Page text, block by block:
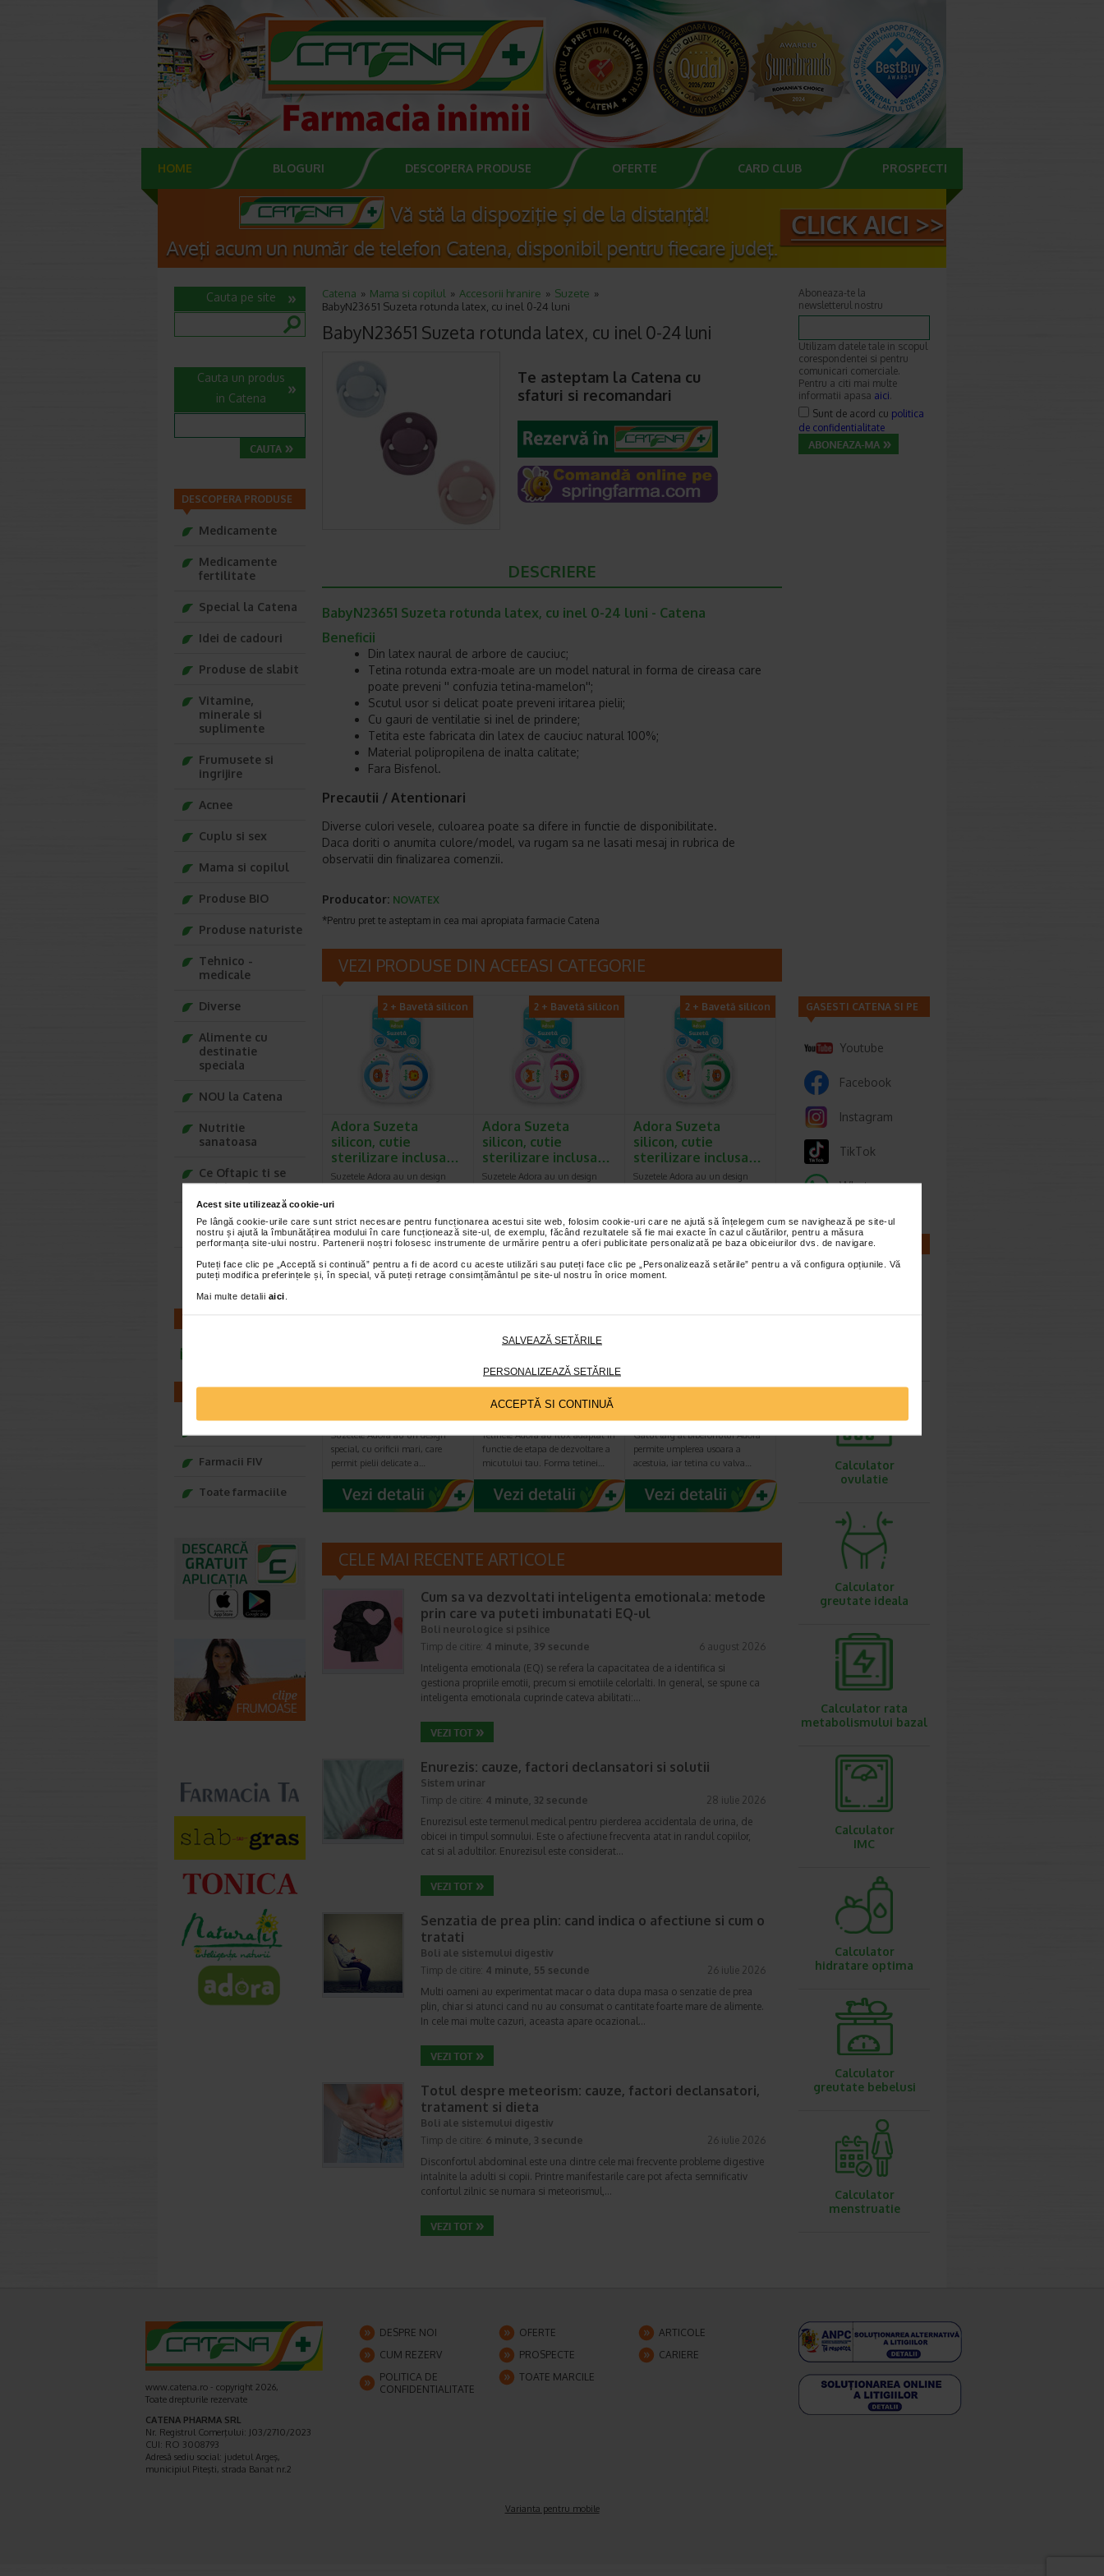
Acest site utilizează cookie-uri
Pe lângă cookie-urile care sunt strict necesare pentru funcționarea acestui site web, folosim cookie-uri care ne ajută să înțelegem cum se navighează pe site-ul
nostru și ajută la îmbunătățirea modului în care funcționează site-ul, de exemplu, făcând rezultatele să fie mai exacte în cazul căutărilor, pentru a măsura
performanța site-ului nostru. Partenerii noștri folosesc instrumente de urmărire pentru a oferi publicitate personalizată pe baza obiceiurilor dvs. de navigare.
Puteți face clic pe „Acceptă si continuă” pentru a fi de acord cu aceste utilizări sau puteți face clic pe „Personalizează setările” pentru a vă configura opțiunile. Vă
puteți modifica preferințele și, în special, vă puteți retrage consimțământul pe site-ul nostru în orice moment.
Mai multe detalii aici
SALVEAZĂ SETĂRILE
PERSONALIZEAZĂ SETĂRILE
ACCEPTĂ SI CONTINUĂ
HOME BLOGURI DESCOPERA PRODUSE OFERTE CARD CLUB PROSPECTE
Catena Mama si copilul Accesorii hranire
Suzete
BabyN23651 Suzeta rotunda latex, cu inel 0-24 luni
BabyN23651 Suzeta rotunda latex, cu inel 0-24 luni
Te asteptam la Catena cu
sfaturi si recomandari
DESCRIERE
BabyN23651 Suzeta rotunda latex, cu inel 0-24 luni - Catena
Beneficii
Din latex naural de arbore de cauciuc;
Tetina rotunda extra-moale are un model natural in forma de cireasa care
poate preveni '' confuzia tetina-mamelon'';
Scutul usor si delicat poate preveni iritarea pielii;
Cu gauri de ventilatie si inel de prindere;
Tetita este fabricata din latex de cauciuc natural 100%;
Material polipropilena de inalta calitate;
Fara Bisfenol.
Precautii / Atentionari
Diverse culori vesele, culoarea poate sa difere in functie de disponibilitate.
Daca doriti o anumita culore/model, va rugam sa ne lasati mesaj in rubrica de
observatii din finalizarea comenzii.
Producator: NOVATEX
*Pentru pret te asteptam in cea mai apropiata farmacie Catena
VEZI PRODUSE DIN ACEEASI CATEGORIE
2 + Bavetă silicon
Adora Suzeta
silicon, cutie
sterilizare inclusa…
Suzetele Adora au un design
permit pielii delicate a…
2 + Bavetă silicon
Adora Suzeta
silicon, cutie
sterilizare inclusa…
Suzetele Adora au un design
2 + Bavetă silicon
Adora Suzeta
silicon, cutie
sterilizare inclusa…
Suzetele Adora au un design
2 + Bavetă silicon
Adora Suzeta
sterilizare inclusa…
Suzetele Adora au un design
special, cu orificii mari, care
permit pielii delicate a…
2 + Bavetă silicon
Tetina anticolici cu
flux rapid 6 luni+, 2
bucati, ADORA
Tetinele Adora au flux adaptat in
functie de etapa de dezvoltare a
micutului tau. Forma tetinei…
-35%
Adora Biberon cu
anticolici, 3-6 luni…
Gatul larg al biberonului Adora
permite umplerea usoara a
acestuia, iar tetina cu valva…
CELE MAI RECENTE ARTICOLE
Cum sa va dezvoltati inteligenta emotionala: metode
prin care va puteti imbunatati EQ-ul
Boli neurologice si psihice
Timp de citire: 4 minute, 39 secunde
6 august 2026
Inteligenta emotionala (EQ) se refera la capacitatea de a identifica si
gestiona propriile emotii, precum si emotiile celorlalti. In general, se spune ca
inteligenta emotionala cuprinde cateva abilitati:…
Enurezis: cauze, factori declansatori si solutii
Sistem urinar
Timp de citire: 4 minute, 32 secunde
28 iulie 2026
Enurezisul este termenul medical pentru pierderea accidentala de urina, de
obicei in timpul somnului. Este o afectiune frecventa atat in randul copiilor,
cat si al adultilor. Enurezisul este considerat…
Senzatia de prea plin: cand indica o afectiune si cum o
tratati
Boli ale sistemului digestiv
Timp de citire: 4 minute, 55 secunde
26 iulie 2026
Multi oameni au experimentat macar o data dupa masa o senzatie de prea
plin, chiar si atunci cand nu au consumat o cantitate foarte mare de alimente.
In cele mai multe cazuri, aceasta apare ocazional…
Totul despre meteorism: cauze, factori declansatori,
tratament si dieta
Boli ale sistemului digestiv
Timp de citire: 6 minute, 3 secunde
26 iulie 2026
Disconfortul abdominal este una dintre cele mai frecvente probleme digestive
intalnite la adulti si copii. Printre manifestarile care pot afecta semnificativ
confortul zilnic se numara si meteorismul,…
Cauta pe site
Cauta un produs
in Catena
DESCOPERA PRODUSE
Medicamente
Medicamente
fertilitate
Special la Catena
Idei de cadouri
Produse de slabit
Vitamine,
minerale si
suplimente
Frumusete si
ingrijire
Acnee
Cuplu si sex
Mama si copilul
Produse BIO
Produse naturiste
Tehnico -
medicale
Diverse
Alimente cu
destinatie
speciala
NOU la Catena
Nutritie
sanatoasa
Ce Oftapic ti se
potriveste
Adora – Adorabili
din prima clipa
Seturi cadou
Baylis&Harding
FARMACII
Farmacii FIV
Toate farmaciile
Aboneaza-te la
newsletterul nostru
Utilizam datele tale in scopul
corespondentei si pentru
comunicari comerciale.
Pentru a citi mai multe
informatii apasa aici.
Sunt de acord cu politica
de confidentialitate
GASESTI CATENA SI PE
Youtube
Facebook
Instagram
TikTok
Whatsapp
CALCULATOARE
Calculator
ovulatie
Calculator
greutate ideala
Calculator rata
metabolismului bazal
Calculator
IMC
Calculator
hidratare optima
Calculator
greutate bebelusi
Calculator
menstruatie
www.catena.ro - copyright 2026,
Toate drepturile rezervate
CATENA PHARMA SRL
Nr. Registrul Comerţului: J03/2710/2023
CUI: RO 3008793
Adresă sediu social: judetul Argeş,
municipiul Piteşti, strada Banat nr.2
DESPRE NOI OFERTE
ARTICOLE
CUM REZERV
PROSPECTE
CARIERE
POLITICA DE
CONFIDENTIALITATE
TOATE MARCILE
Varianta pentru mobile